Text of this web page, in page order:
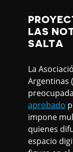
LAS
SALTA
La
Argentinas
aprobado
impone
quienes
espacio